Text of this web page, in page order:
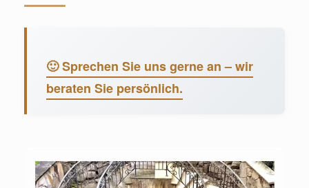
🙂 Sprechen Sie uns gerne an – wir
beraten Sie persönlich.